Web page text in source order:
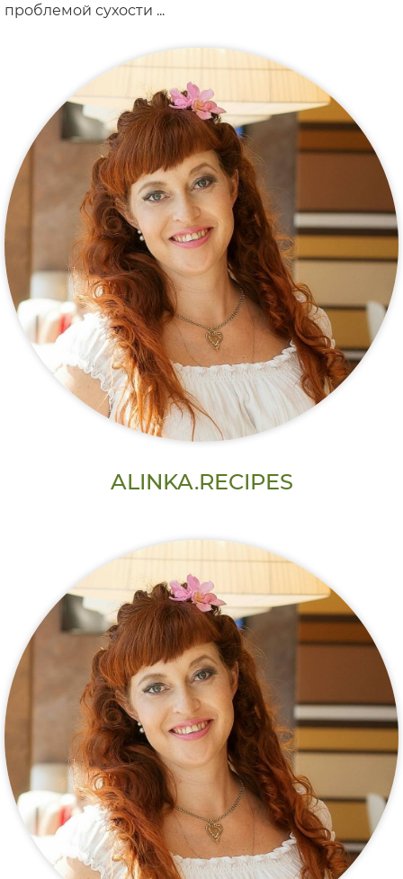
проблемой сухости ...
ALINKA.RECIPES